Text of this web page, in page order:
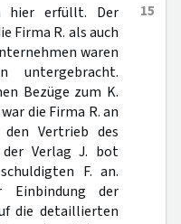
15
hier erfüllt. Der
Firma R. als auch
waren
untergebracht.
Bezüge zum K.
die Firma R. an
Vertrieb des
Verlag J. bot
F. an.
Einbindung der
die detaillierten